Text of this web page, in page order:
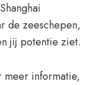
de zeeschepen,
jij potentie ziet.
meer informatie,